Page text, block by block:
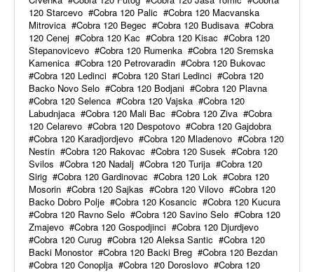
120 Starcevo
Cobra 120 Palic
Cobra 120 Macvanska
Mitrovica
Cobra 120 Begec Cobra 120 Budisava
Cobra
120 Cenej
Cobra 120 Kac Cobra 120 Kisac
Cobra 120
Stepanovicevo
Cobra 120 Rumenka
Cobra 120 Sremska
Kamenica
Cobra 120 Petrovaradin
Cobra 120 Bukovac
Cobra 120 Ledinci
Cobra 120 Stari Ledinci
Cobra 120
Backo Novo Selo
Cobra 120 Bodjani
Cobra 120 Plavna
Cobra 120 Selenca
Cobra 120 Vajska
Cobra 120
Labudnjaca
Cobra 120 Mali Bac Cobra 120 Ziva
Cobra
120 Celarevo
Cobra 120 Despotovo
Cobra 120 Gajdobra
Cobra 120 Karadjordjevo
Cobra 120 Mladenovo
Cobra 120
Nestin
Cobra 120 Rakovac Cobra 120 Susek
Cobra 120
Svilos
Cobra 120 Nadalj Cobra 120 Turija
Cobra 120
Sirig
Cobra 120 Gardinovac Cobra 120 Lok
Cobra 120
Mosorin
Cobra 120 Sajkas Cobra 120 Vilovo
Cobra 120
Backo Dobro Polje
Cobra 120 Kosancic
Cobra 120 Kucura
Cobra 120 Ravno Selo
Cobra 120 Savino Selo
Cobra 120
Zmajevo
Cobra 120 Gospodjinci
Cobra 120 Djurdjevo
Cobra 120 Curug
Cobra 120 Aleksa Santic
Cobra 120
Backi Monostor
Cobra 120 Backi Breg
Cobra 120 Bezdan
Cobra 120 Conoplja
Cobra 120 Doroslovo
Cobra 120